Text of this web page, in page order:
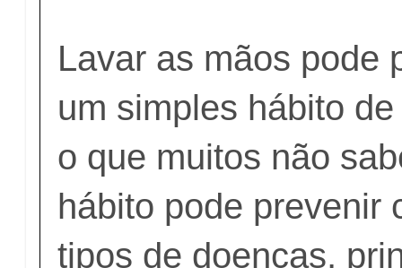
Lavar as mãos pode
um simples hábito
o que muitos não
hábito pode prevenir
tipos de doenças,